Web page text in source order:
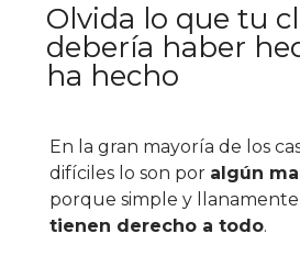
Olvida lo que tu
debería haber
ha hecho
En la gran mayoría de los
difíciles lo son por algún
porque simple y llanamente
tienen derecho a todo.